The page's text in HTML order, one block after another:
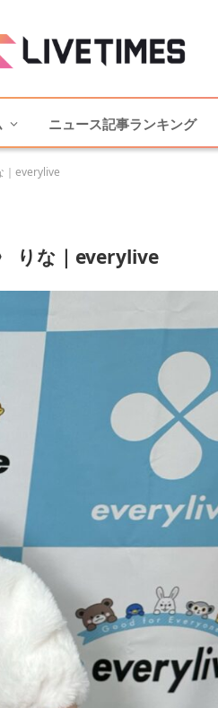
ニュース記事ランキング
｜everylive
りな｜everylive